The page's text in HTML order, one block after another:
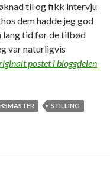
til og fikk intervju
dem hadde jeg god
lang tid før de tilbød
var naturligvis
postet i bloggdelen
STILLING